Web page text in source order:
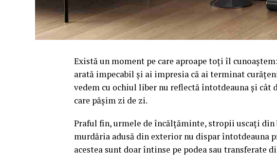
Există un moment pe care aproape toți îl
arată impecabil și ai impresia că ai terminat
vedem cu ochiul liber nu reflectă întotdeauna și cât
care pășim zi de zi.
Praful fin, urmele de încălțăminte, stropii uscați
murdăria adusă din exterior nu dispar întotdeauna
acestea sunt doar întinse pe podea sau transferate